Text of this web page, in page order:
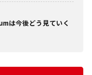
は今後どう見ていく